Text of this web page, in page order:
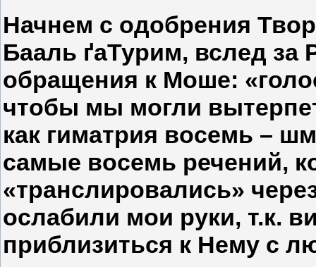
Начнем с одобрения
Бааль ґаТурим, вслед
обращения к Моше:
чтобы мы могли
как гиматрия восемь –
самые восемь речений,
«транслировались»
ослабили мои руки, т.к.
приблизиться к Нему с